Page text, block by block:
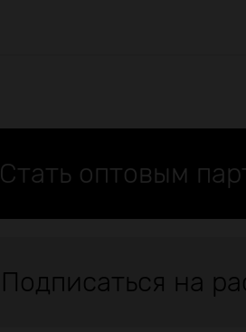
Стать оптовым
Подписаться на